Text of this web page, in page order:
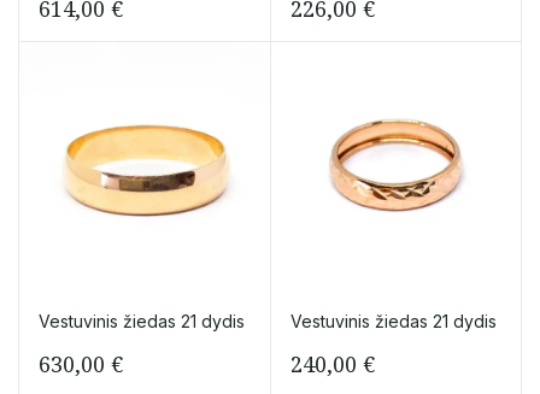
614,00 € 226,00 €
Vestuvinis žiedas 21 dydis
630,00 €
Vestuvinis žiedas 21 dydis
240,00 €